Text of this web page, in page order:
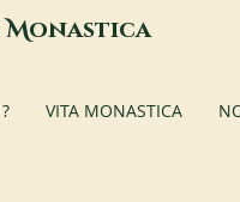
Monastica
VITA MONASTICA